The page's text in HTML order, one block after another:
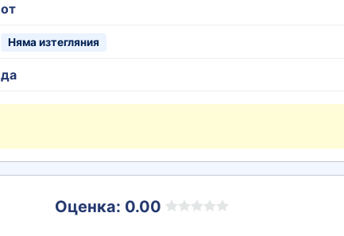
от
Няма изтегляния
да
Оценка: 0.00